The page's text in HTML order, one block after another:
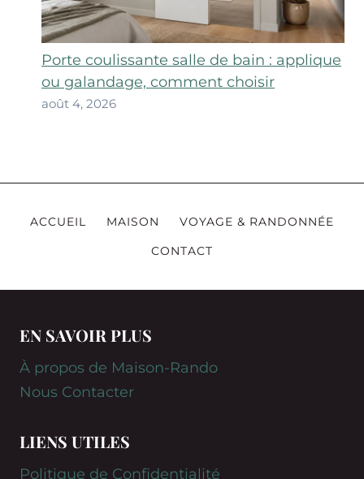
Porte coulissante salle de bain : applique
ou galandage, comment choisir
août 4, 2026
ACCUEIL MAISON
VOYAGE & RANDONNÉE
CONTACT
EN SAVOIR PLUS
À propos de Maison-Rando
Nous Contacter
LIENS UTILES
Politique de Confidentialité